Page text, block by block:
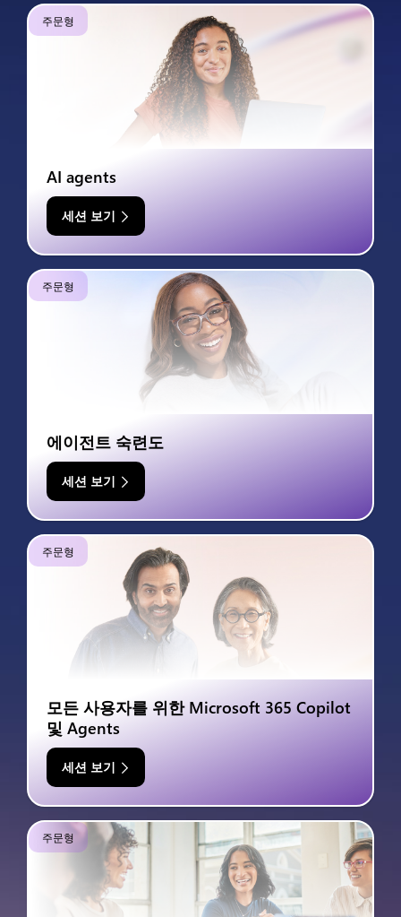
주문형
AI agents
세션 보기
주문형
에이전트 숙련도
세션 보기
주문형
모든 사용자를 위한 Microsoft 365 Copilot
및 Agents
세션 보기
주문형